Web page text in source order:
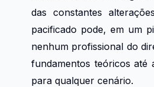
das constantes
pacificado pode, em um
nenhum profissional do
fundamentos teóricos até
para qualquer cenário.